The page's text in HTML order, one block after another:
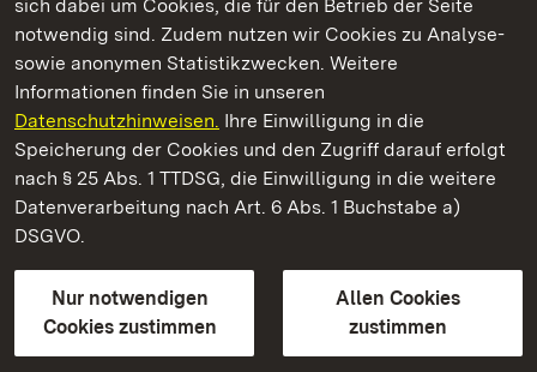
sich dabei um Cookies, die für den Betrieb der Seite
notwendig sind. Zudem nutzen wir Cookies zu Analyse-
sowie anonymen Statistikzwecken. Weitere
Informationen finden Sie in unseren
Datenschutzhinweisen. Ihre Einwilligung in die
Speicherung der Cookies und den Zugriff darauf erfolgt
nach § 25 Abs. 1 TTDSG, die Einwilligung in die weitere
Datenverarbeitung nach Art. 6 Abs. 1 Buchstabe a)
DSGVO.
Nur notwendigen
Cookies zustimmen
Allen Cookies
zustimmen
Staatliche Schlösser und Gärten Baden‑Württemberg
Staatliche Schlösser und Gärten Baden-Württemberg
Kontakt
GebärdenspracheLeichte Sprache
Erklärung zur Barrierefreiheit
BITV-konform (geprüfte Seiten)